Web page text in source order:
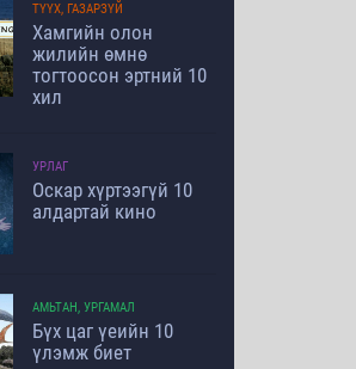
ТҮҮХ, ГАЗАРЗҮЙ
Хамгийн олон
жилийн өмнө
тогтоосон эртний 10
хил
УРЛАГ
Оскар хүртээгүй 10
алдартай кино
АМЬТАН, УРГАМАЛ
Бүх цаг үеийн 10
үлэмж биет